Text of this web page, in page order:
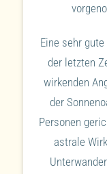
Eine sehr
der letzten
wirkenden
der
Personen
astrale